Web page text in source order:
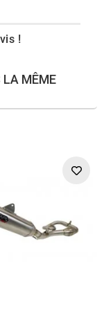
!
LA MÊME